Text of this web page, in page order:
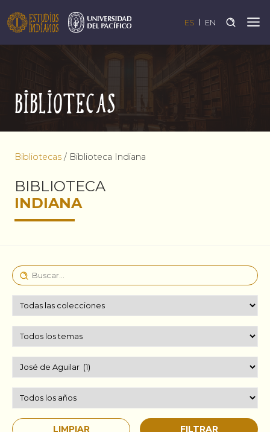
ES EN
Bibliotecas
Bibliotecas / Biblioteca Indiana
BIBLIOTECA
INDIANA